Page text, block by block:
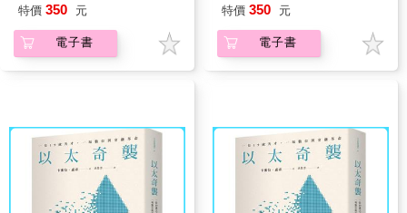
特價 350 元
電子書
特價 350 元
電子書